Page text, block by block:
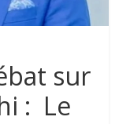
sur
: Le